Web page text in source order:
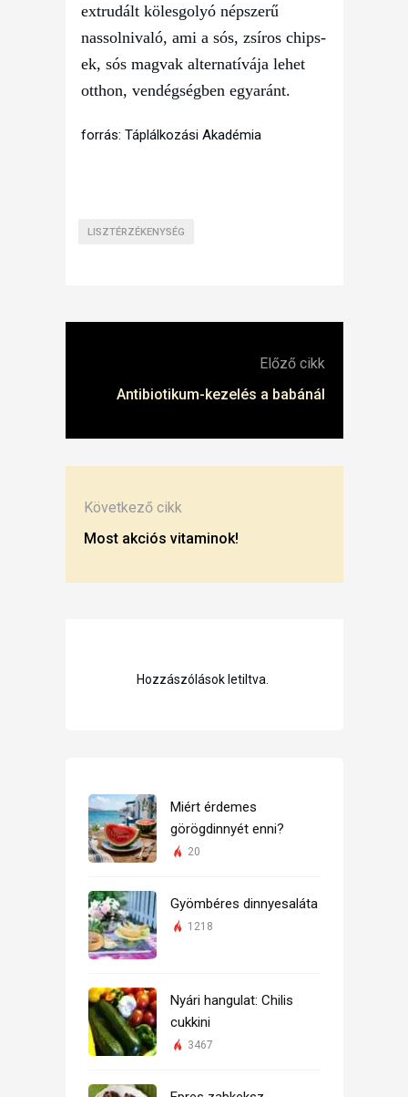
extrudált kölesgolyó népszerű
nassolnivaló, ami a sós, zsíros chips-
ek, sós magvak alternatívája lehet
otthon, vendégségben egyaránt.
forrás: Táplálkozási Akadémia
LISZTÉRZÉKENYSÉG
Előző cikk
Antibiotikum-kezelés a babánál
Következő cikk
Most akciós vitaminok!
Hozzászólások letiltva.
Miért érdemes
görögdinnyét enni?
20
Gyömbéres dinnyesaláta
1218
Nyári hangulat: Chilis
cukkini
3467